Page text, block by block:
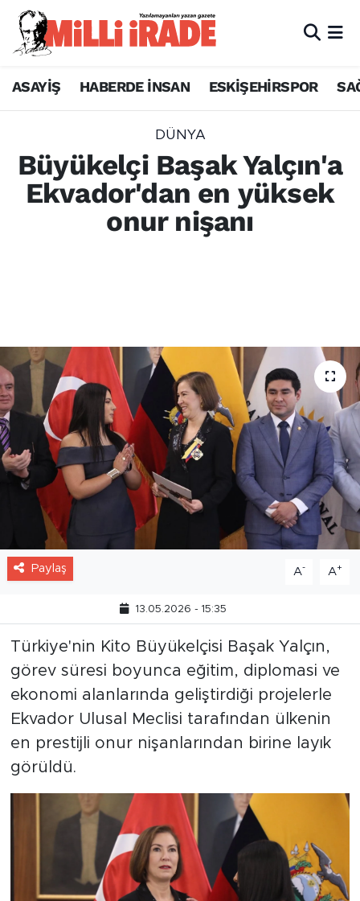
ASAYİŞ HABERDE İNSAN ESKİŞEHİRSPOR
DÜNYA
Büyükelçi Başak Yalçın'a
Ekvador'dan en yüksek
onur nişanı
Paylaş A- A+
13.05.2026 - 15:35
Türkiye'nin Kito Büyükelçisi Başak Yalçın,
görev süresi boyunca eğitim, diplomasi ve
ekonomi alanlarında geliştirdiği projelerle
Ekvador Ulusal Meclisi tarafından ülkenin
en prestijli onur nişanlarından birine layık
görüldü.